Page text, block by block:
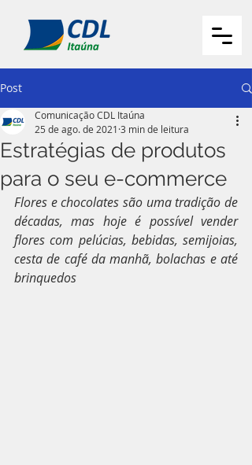
Post
Estratégias de produtos
para o seu e-commerce
Comunicação CDL Itaúna
25 de ago. de 2021 3 min de leitura
Flores e chocolates são uma tradição de
décadas, mas hoje é possível vender
flores com pelúcias, bebidas, semijoias,
cesta de café da manhã, bolachas e até
brinquedos